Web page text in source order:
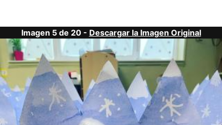
Imagen 5 de 20 - Descargar la Imagen Original